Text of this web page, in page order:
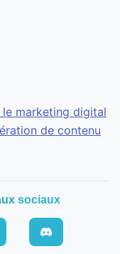
marketing digital
de contenu
sociaux